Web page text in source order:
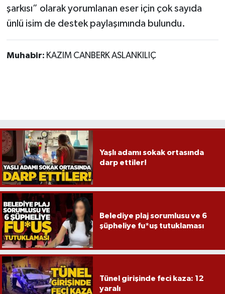
şarkısı” olarak yorumlanan eser için çok sayıda
ünlü isim de destek paylaşımında bulundu.
Muhabir: KAZIM CANBERK ASLANKILIÇ
Yaşlı adamı sokak ortasında
darp ettiler!
Belediye plaj sorumlusu ve 6
şüpheliye fu*uş tutuklaması
Tünel girişinde feci kaza: 12
yaralı